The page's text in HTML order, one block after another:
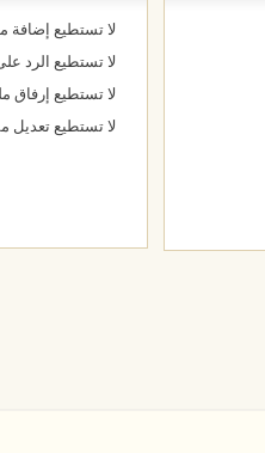
لا تستطيع إضافة
لا تستطيع الرد
لا تستطيع إرفاق
لا تستطيع تعديل